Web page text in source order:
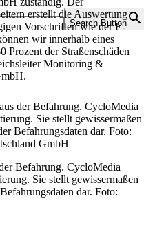
Search Button
erstellt die Auswertung
Vorschriften wie der E-
wir innerhalb eines
Prozent der Straßenschäden
Monitoring &
Befahrung. CycloMedia
Sie stellt gewissermaßen
dar. Foto: